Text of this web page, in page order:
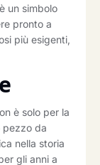
un simbolo
pronto a
più esigenti,
è solo per la
pezzo da
nella storia
gli anni a